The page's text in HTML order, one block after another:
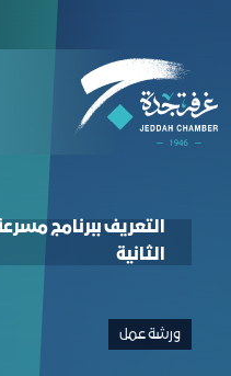
التعريف ببرنامج
التعريف ببرنامج
الثانية
ورشة عمل